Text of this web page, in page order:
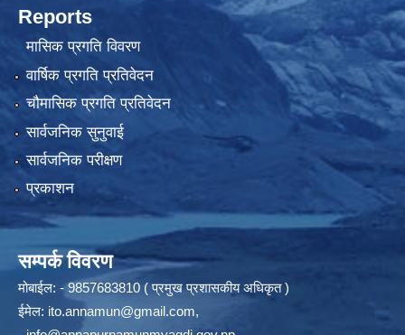
Reports
मासिक प्रगति विवरण
वार्षिक प्रगति प्रतिवेदन
चौमासिक प्रगति प्रतिवेदन
सार्वजनिक सुनुवाई
सार्वजनिक परीक्षण
प्रकाशन
सम्पर्क विवरण
मोबाईल: - 9857683810 ( प्रमुख प्रशासकीय अधिकृत )
ईमेल: ito.annamun@gmail.com,